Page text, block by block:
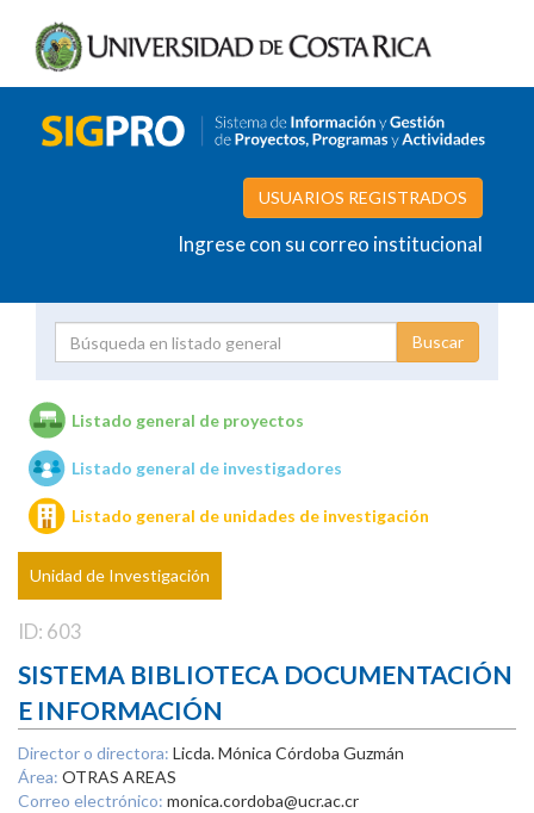
USUARIOS REGISTRADOS
Ingrese con su correo institucional
Unidades de investigación
Listado general de proyectos
Listado general de investigadores
Listado general de unidades de investigación
Unidad de Investigación
ID: 603
SISTEMA BIBLIOTECA DOCUMENTACIÓN
E INFORMACIÓN
Director o directora: Licda. Mónica Córdoba Guzmán
Área: OTRAS AREAS
Correo electrónico: monica.cordoba@ucr.ac.cr